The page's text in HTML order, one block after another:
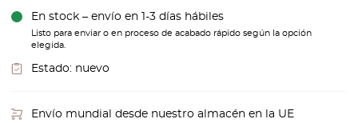
En stock – envío en 1-3 días hábiles
Listo para enviar o en proceso de acabado rápido según la opción
elegida.
Estado: nuevo
Envío mundial desde nuestro almacén en la UE